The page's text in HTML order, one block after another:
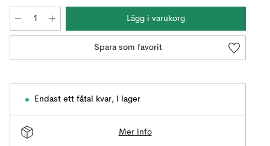
Lägg i varukorg
Spara som favorit
Endast ett fåtal kvar, I lager
Mer info